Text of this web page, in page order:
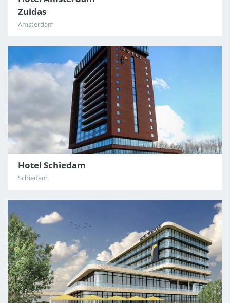
Zuidas
Amsterdam
Hotel Schiedam
Schiedam